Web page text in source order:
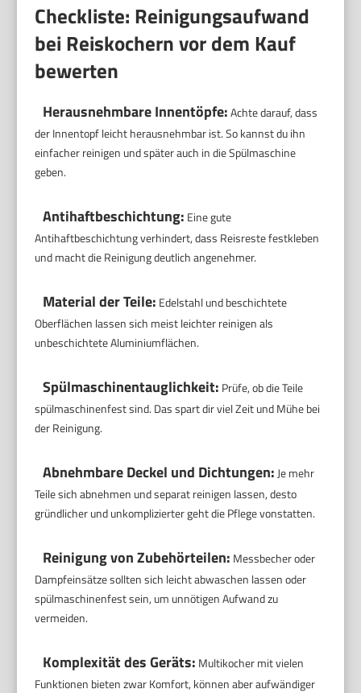
Checkliste: Reinigungsaufwand
bei Reiskochern vor dem Kauf
bewerten
Herausnehmbare Innentöpfe:Achte darauf, dass
der Innentopf leicht herausnehmbar ist. So kannst du ihn
einfacher reinigen und später auch in die Spülmaschine
geben.
Antihaftbeschichtung: Eine gute
Antihaftbeschichtung verhindert, dass Reisreste festkleben
und macht die Reinigung deutlich angenehmer.
Material der Teile: Edelstahl und beschichtete
Oberflächen lassen sich meist leichter reinigen als
unbeschichtete Aluminiumflächen.
Spülmaschinentauglichkeit: Prüfe, ob die Teile
spülmaschinenfest sind. Das spart dir viel Zeit und Mühe bei
der Reinigung.
Abnehmbare Deckel und Dichtungen: Je mehr
Teile sich abnehmen und separat reinigen lassen, desto
gründlicher und unkomplizierter geht die Pflege vonstatten.
Reinigung von Zubehörteilen: Messbecher oder
Dampfeinsätze sollten sich leicht abwaschen lassen oder
spülmaschinenfest sein, um unnötigen Aufwand zu
vermeiden.
Komplexität des Geräts: Multikocher mit vielen
Funktionen bieten zwar Komfort, können aber aufwändiger